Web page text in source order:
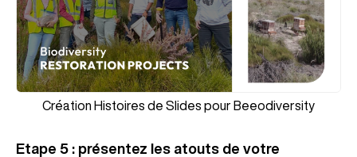
Création Histoires de Slides pour Beeodiversity
Etape 5 : présentez les atouts de votre